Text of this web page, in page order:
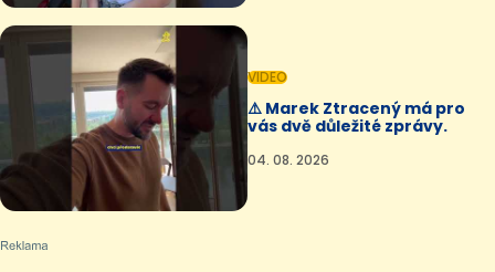
VIDEO
⚠️ Marek Ztracený má pro
vás dvě důležité zprávy.
04. 08. 2026